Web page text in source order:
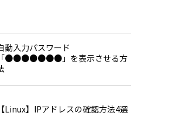
動入力パスワード
「●●●●●●●」を表示させる方
【Linux】IPアドレスの確認方法4選